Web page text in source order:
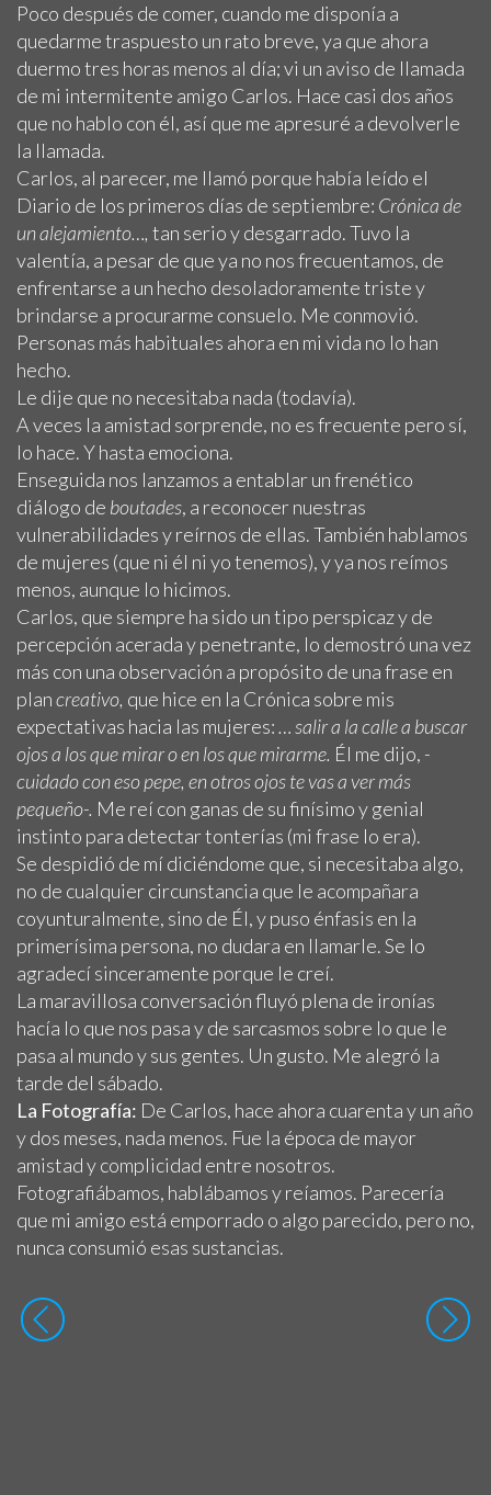
Poco después de comer, cuando me disponía a
quedarme traspuesto un rato breve, ya que ahora
duermo tres horas menos al día; vi un aviso de llamada
de mi intermitente amigo Carlos. Hace casi dos años
que no hablo con él, así que me apresuré a devolverle
la llamada.
Carlos, al parecer, me llamó porque había leído el
Diario de los primeros días de septiembre: Crónica de
un alejamiento…, tan serio y desgarrado. Tuvo la
valentía, a pesar de que ya no nos frecuentamos, de
enfrentarse a un hecho desoladoramente triste y
brindarse a procurarme consuelo. Me conmovió.
Personas más habituales ahora en mi vida no lo han
hecho.
Le dije que no necesitaba nada (todavía).
A veces la amistad sorprende, no es frecuente pero sí,
lo hace. Y hasta emociona.
Enseguida nos lanzamos a entablar un frenético
diálogo de boutades, a reconocer nuestras
vulnerabilidades y reírnos de ellas. También hablamos
de mujeres (que ni él ni yo tenemos), y ya nos reímos
menos, aunque lo hicimos.
Carlos, que siempre ha sido un tipo perspicaz y de
percepción acerada y penetrante, lo demostró una vez
más con una observación a propósito de una frase en
plancreativo, que hice en la Crónica sobre mis
expectativas hacia las mujeres:… salir a la calle a buscar
ojos a los que mirar o en los que mirarme. Él me dijo, -
cuidado con eso pepe, en otros ojos te vas a ver más
pequeño-. Me reí con ganas de su finísimo y genial
instinto para detectar tonterías (mi frase lo era).
Se despidió de mí diciéndome que, si necesitaba algo,
no de cualquier circunstancia que le acompañara
coyunturalmente, sino de Él, y puso énfasis en la
primerísima persona, no dudara en llamarle. Se lo
agradecí sinceramente porque le creí.
La maravillosa conversación fluyó plena de ironías
hacía lo que nos pasa y de sarcasmos sobre lo que le
pasa al mundo y sus gentes. Un gusto. Me alegró la
tarde del sábado.
La Fotografía: De Carlos, hace ahora cuarenta y un año
y dos meses, nada menos. Fue la época de mayor
amistad y complicidad entre nosotros.
Fotografiábamos, hablábamos y reíamos. Parecería
que mi amigo está emporrado o algo parecido, pero no,
nunca consumió esas sustancias.